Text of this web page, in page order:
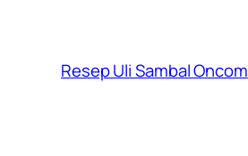
Resep Uli Sambal Oncom